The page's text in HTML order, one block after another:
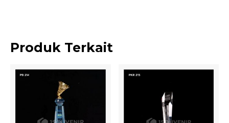
Produk Terkait